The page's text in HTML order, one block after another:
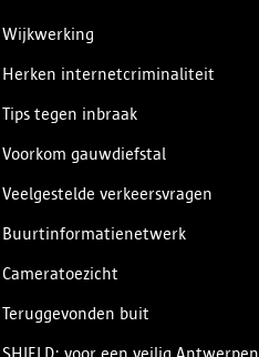
Wijkwerking
Herken internetcriminaliteit
Tips tegen inbraak
Voorkom gauwdiefstal
Veelgestelde verkeersvragen
Buurtinformatienetwerk
Cameratoezicht
Teruggevonden buit
SHIELD: voor een veilig Antwerpen